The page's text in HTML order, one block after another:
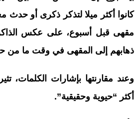
كانوا أكثر ميلا لتذكر ذكرى أو
مقهى قبل أسبوع، على عكس
ذهابهم إلى المقهى في وقت ما من
وعند مقارنتها بإشارات الكلمات،
أكثر “حيوية وحقيقية”.